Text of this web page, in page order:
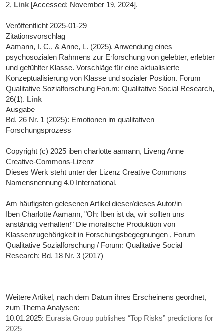
2, Link [Accessed: November 19, 2024].
Veröffentlicht 2025-01-29
Zitationsvorschlag
Aamann, I. C., & Anne, L. (2025). Anwendung eines
psychosozialen Rahmens zur Erforschung von gelebter, erlebter
und gefühlter Klasse. Vorschläge für eine aktualisierte
Konzeptualisierung von Klasse und sozialer Position. Forum
Qualitative Sozialforschung Forum: Qualitative Social Research,
26(1). Link
Ausgabe
Bd. 26 Nr. 1 (2025): Emotionen im qualitativen
Forschungsprozess
Copyright (c) 2025 iben charlotte aamann, Liveng Anne
Creative-Commons-Lizenz
Dieses Werk steht unter der Lizenz Creative Commons
Namensnennung 4.0 International.
Am häufigsten gelesenen Artikel dieser/dieses Autor/in
Iben Charlotte Aamann, "Oh: Iben ist da, wir sollten uns
anständig verhalten!" Die moralische Produktion von
Klassenzugehörigkeit in Forschungsbegegnungen , Forum
Qualitative Sozialforschung / Forum: Qualitative Social
Research: Bd. 18 Nr. 3 (2017)
Weitere Artikel, nach dem Datum ihres Erscheinens geordnet,
zum Thema Analysen:
10.01.2025: Eurasia Group publishes “Top Risks” predictions for
2025